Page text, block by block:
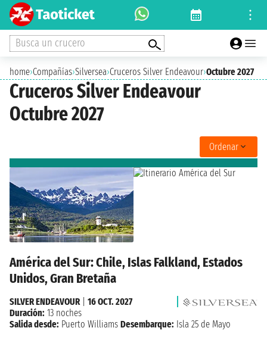
Busca un crucero
home›Compañías›Silversea›Cruceros Silver Endeavour›Octubre 2027
Cruceros Silver Endeavour
Octubre 2027
Ordenar
América del Sur: Chile, Islas Falkland, Estados
Unidos, Gran Bretaña
SILVER ENDEAVOUR| 16 OCT. 2027
Duración: 13 noches
Salida desde: Puerto Williams Desembarque: Isla 25 de Mayo